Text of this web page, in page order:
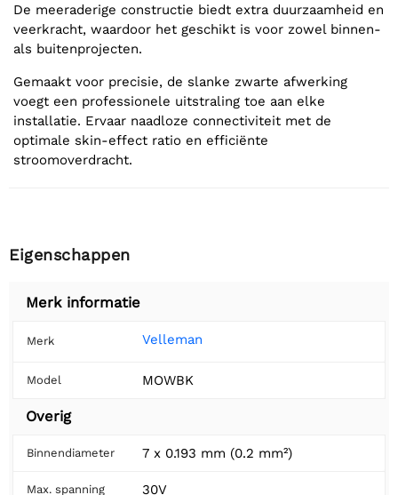
De meeraderige constructie biedt extra duurzaamheid en
veerkracht, waardoor het geschikt is voor zowel binnen-
als buitenprojecten.
Gemaakt voor precisie, de slanke zwarte afwerking
voegt een professionele uitstraling toe aan elke
installatie. Ervaar naadloze connectiviteit met de
optimale skin-effect ratio en efficiënte
stroomoverdracht.
Eigenschappen
Merk informatie
Merk Velleman
Model MOWBK
Overig
Binnendiameter 7 x 0.193 mm (0.2 mm²)
Max. spanning 30V